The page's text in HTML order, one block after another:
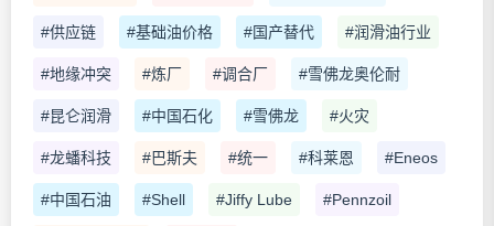
#供应链 #基础油价格 #国产替代 #润滑油行业
#地缘冲突 #炼厂 #调合厂 #雪佛龙奥伦耐
#昆仑润滑 #中国石化 #雪佛龙 #火灾
#龙蟠科技 #巴斯夫 #统一 #科莱恩 #Eneos
#中国石油 #Shell #Jiffy Lube #Pennzoil